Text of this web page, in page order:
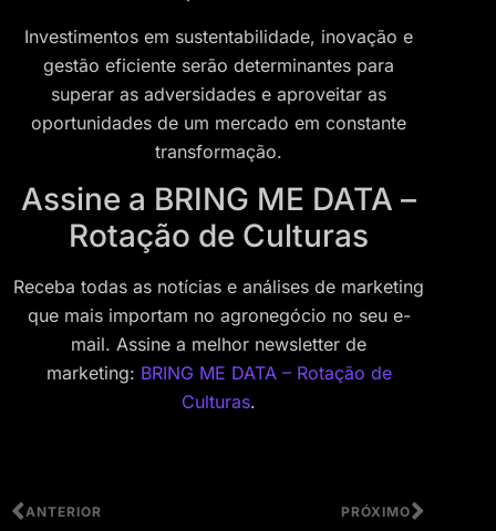
Investimentos em sustentabilidade, inovação e
gestão eficiente serão determinantes para
superar as adversidades e aproveitar as
oportunidades de um mercado em constante
transformação.
Assine a BRING ME DATA –
Rotação de Culturas
Receba todas as notícias e análises de marketing
que mais importam no agronegócio no seu e-
mail. Assine a melhor newsletter de
marketing: BRING ME DATA – Rotação de
Culturas.
ANTERIOR PRÓXIMO